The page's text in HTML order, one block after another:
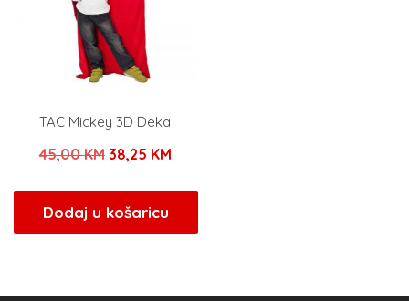
TAC Mickey 3D Deka
45,00KM Izvorna
bila
je:
38,25 KMTrenutna
38,25 KM.
Dodaj u košaricu